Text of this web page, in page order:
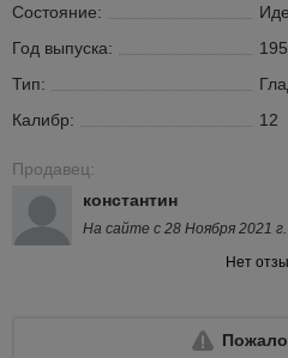
Состояние:
Год выпуска:
Тип:
Калибр:
12
Продавец:
константин
На сайте с 28 Ноября 2021 г.
Нет